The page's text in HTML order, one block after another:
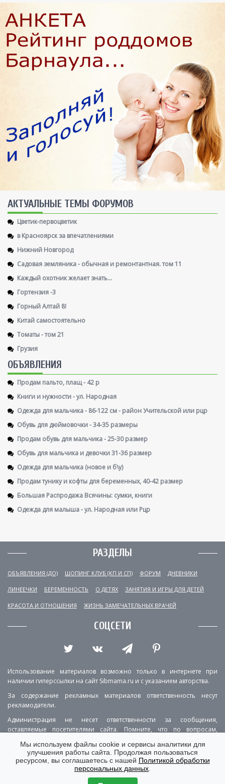
AКТУАЛЬНЫЕ ТЕМЫ ФОРУМОВ
Цветик-первоцветик
в Красноярск за впечатлениями
Нижний Новгород
Садовая земляника - обычная и ремонтантная. том 11
Каждый охотник желает знать...
Гортензия -3
Горный Алтай 8!
Китай самостоятельно
Томаты - том 21
Грузия
ОБЪЯВЛЕНИЯ
Продам пальто, плащ - 42 р
Книги и нужности - ул. Народная
Одежда для мальчика - 86-122 см - район Учительской или рцр
Обувь для дюймовочки - 34-35 размеры
Продам обувь для мальчика - 25-30 размер
Обувь для мальчика и девочки 31-36 размер
Одежда для мальчика (новое и б\у)
Продам тунику и кофты для беременных, 40-42 размер
Большая Распродажа Всячины: сумки, книги
Одежда для малыша - ул. Народная или Рцр
РАЗДЕЛЫ
ОБЪЯВЛЕНИЯ (ДО) ШОПИНГ КЛУБ (КП И СП) ФОРУМ ДНЕВНИКИ
ЛИНЕЕЧКИ БЕРЕМЕННОСТЬ О ДЕТЯХ ЗАНЯТИЯ И ИГРЫ ДЛЯ ДЕТЕЙ
КРАСОТА И ОТНОШЕНИЯ ЖИЗНЬ ЗАМЕЧАТЕЛЬНЫХ ВРАЧЕЙ
СОЦСЕТИ
Использование материалов возможно только в интернете при
наличии гиперссылки на сайт Sibmama.ru и с указанием авторства.
За содержание рекламных материалов ответственность несут
рекламодатели.
Администрация не несет ответственности за сообщения,
оставляемые посетителями сайта. Помните, что по вопросам,
РЕКЛАМА О ПРОЕКТЕ
КОНТАКТЫ
ПОЛИТИКА КОНФИДЕНЦИАЛЬНОСТИ
ВЕРСИЯ ДЛЯ КОМПЬЮТЕРА
Мы используем файлы cookie и сервисы аналитики для
улучшения работы сайта. Продолжая пользоваться
ресурсом, вы соглашаетесь с нашей Политикой обработки
персональных данных